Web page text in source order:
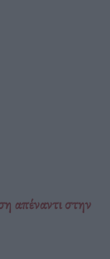
απέναντι στην